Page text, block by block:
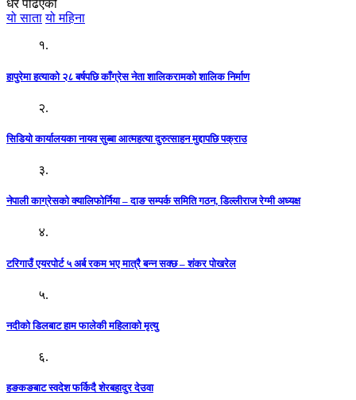
धेरै पढिएको
यो साता यो महिना
१.
हापुरेमा हत्याको २८ बर्षपछि काँग्रेस नेता शालिकरामको शालिक निर्माण
२.
सिडियो कार्यालयका नायव सुब्बा आत्महत्या दुरुत्साहन मुद्दापछि पक्राउ
३.
नेपाली काग्रेसको क्यालिफोर्निया – दाङ सम्पर्क समिति गठन, डिल्लीराज रेग्मी अध्यक्ष
४.
टरिगाउँ एयरपोर्ट ५ अर्ब रकम भए मात्रै बन्न सक्छ – शंकर पोखरेल
५.
नदीको डिलबाट हाम फालेकी महिलाको मृत्यु
६.
हङकङबाट स्वदेश फर्किदै शेरबहादुर देउवा